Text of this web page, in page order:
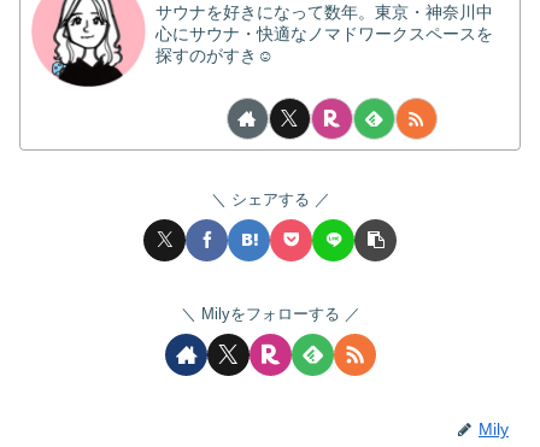
サウナを好きになって数年。東京・神奈川中
心にサウナ・快適なノマドワークスペースを
探すのがすき☺
シェアする
Milyをフォローする
Mily